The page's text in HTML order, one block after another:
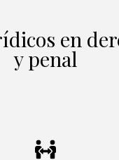
en
y penal